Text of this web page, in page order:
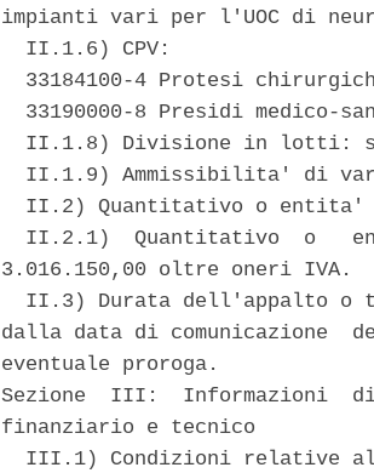
impianti vari per l'UOC di
  II.1.6) CPV:
33184100-4 Protesi
33190000-8 Presidi medico-
II.1.8) Divisione in lotti:
II.1.9) Ammissibilita' di
II.2) Quantitativo o
II.2.1)  Quantitativo  o
3.016.150,00 oltre oneri IVA.
II.3) Durata dell'appalto o
dalla data di comunicazione
eventuale proroga.
Sezione  III:  Informazioni
finanziario e tecnico
III.1) Condizioni relative